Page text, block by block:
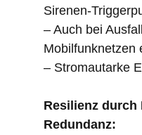
Sirenen-
– Auch bei
Mobilfunknetzen
– Stromautarke
Resilienz durch
Redundanz: